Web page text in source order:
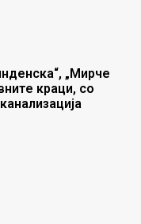
„Мирче
краци, со